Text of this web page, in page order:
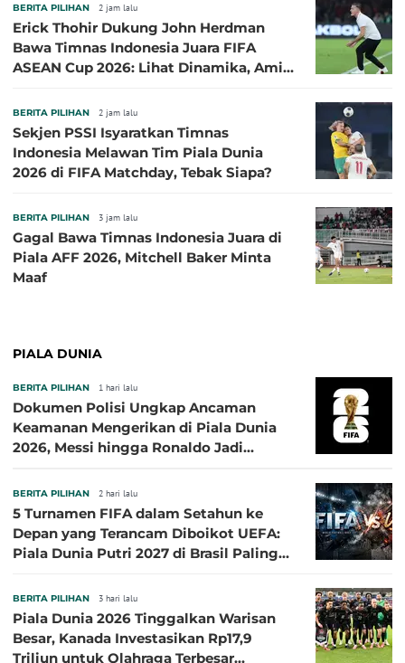
BERITA PILIHAN 2 jam lalu
Erick Thohir Dukung John Herdman
Bawa Timnas Indonesia Juara FIFA
ASEAN Cup 2026: Lihat Dinamika, Amit-
BERITA PILIHAN 2 jam lalu
Sekjen PSSI Isyaratkan Timnas
Indonesia Melawan Tim Piala Dunia
2026 di FIFA Matchday, Tebak Siapa?
BERITA PILIHAN 3 jam lalu
Gagal Bawa Timnas Indonesia Juara di
Piala AFF 2026, Mitchell Baker Minta
Maaf
PIALA DUNIA
BERITA PILIHAN 1 hari lalu
Dokumen Polisi Ungkap Ancaman
Keamanan Mengerikan di Piala Dunia
2026, Messi hingga Ronaldo Jadi
BERITA PILIHAN 2 hari lalu
5 Turnamen FIFA dalam Setahun ke
Depan yang Terancam Diboikot UEFA:
Piala Dunia Putri 2027 di Brasil Paling
BERITA PILIHAN 3 hari lalu
Piala Dunia 2026 Tinggalkan Warisan
Besar, Kanada Investasikan Rp17,9
Triliun untuk Olahraga Terbesar